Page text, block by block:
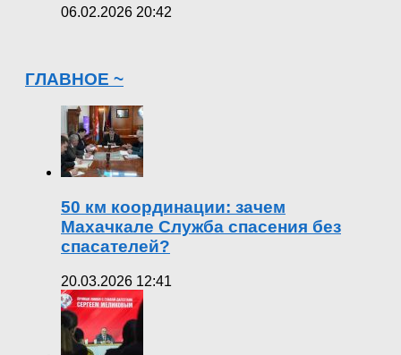
06.02.2026 20:42
ГЛАВНОЕ ~
50 км координации: зачем
Махачкале Служба спасения без
спасателей?
20.03.2026 12:41